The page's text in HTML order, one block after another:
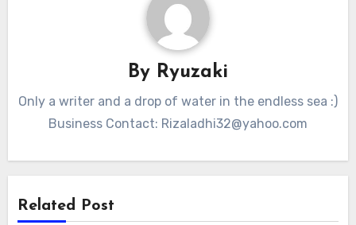
By Ryuzaki
Only a writer and a drop of water in the endless sea :)
Business Contact: Rizaladhi32@yahoo.com
Related Post